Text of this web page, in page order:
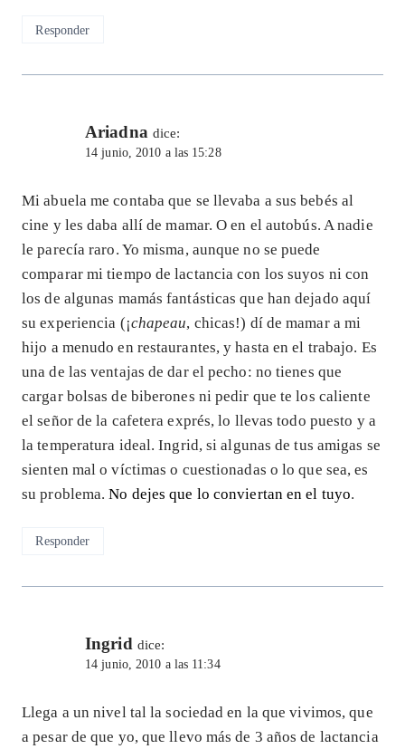
Responder
Ariadna dice:
14 junio, 2010 a las 15:28
Mi abuela me contaba que se llevaba a sus bebés al
cine y les daba allí de mamar. O en el autobús. A nadie
le parecía raro. Yo misma, aunque no se puede
comparar mi tiempo de lactancia con los suyos ni con
los de algunas mamás fantásticas que han dejado aquí
su experiencia (¡chapeau, chicas!) dí de mamar a mi
hijo a menudo en restaurantes, y hasta en el trabajo. Es
una de las ventajas de dar el pecho: no tienes que
cargar bolsas de biberones ni pedir que te los caliente
el señor de la cafetera exprés, lo llevas todo puesto y a
la temperatura ideal. Ingrid, si algunas de tus amigas se
sienten mal o víctimas o cuestionadas o lo que sea, es
su problema.No dejes que lo conviertan en el tuyo.
Responder
Ingrid dice:
14 junio, 2010 a las 11:34
Llega a un nivel tal la sociedad en la que vivimos, que
a pesar de que yo, que llevo más de 3 años de lactancia